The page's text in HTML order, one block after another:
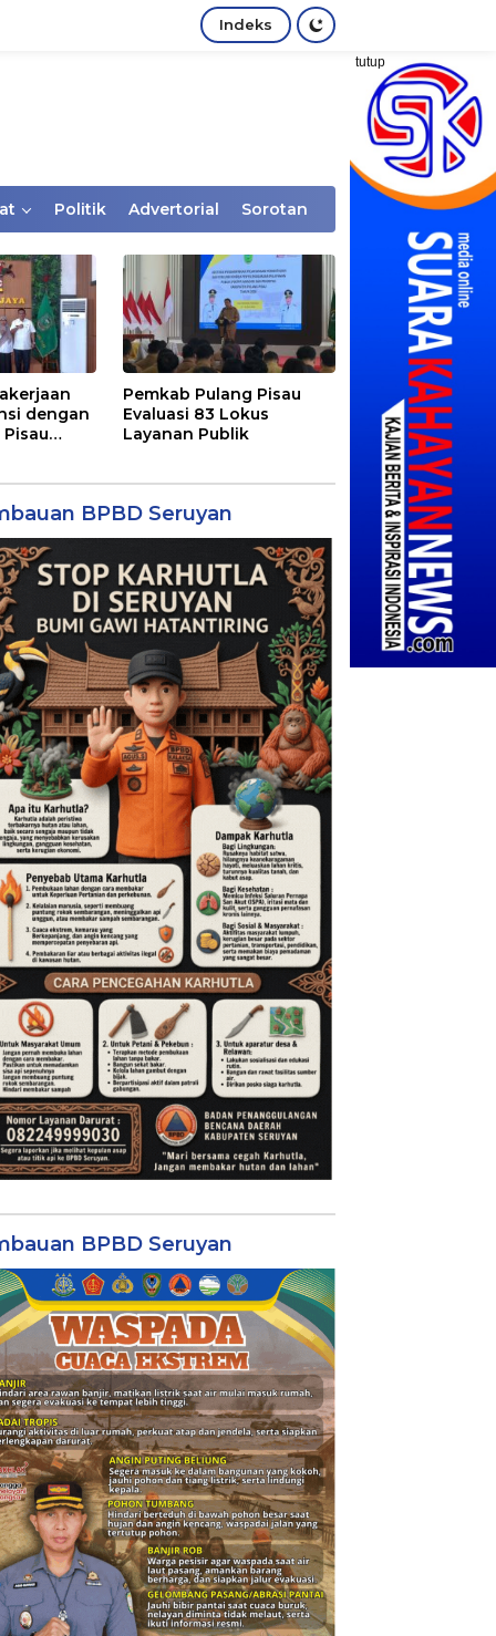
Indeks
tutup
Politik Advertorial Sorotan
dengan
Pemkab Pulang Pisau
Evaluasi 83 Lokus
Layanan Publik
BPBD Seruyan
BPBD Seruyan